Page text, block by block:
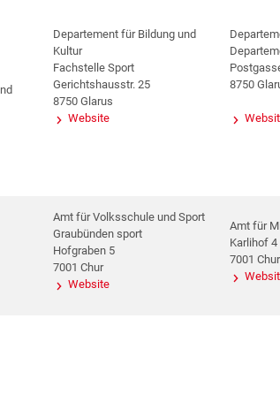
Departement für Bildung und
Kultur
Fachstelle Sport
Gerichtshausstr. 25
8750 Glarus
Website
8750
Amt für Volksschule und Sport
Graubünden sport
Hofgraben 5
7001 Chur
Website
Amt für
Karlihof 4
7001 Chur